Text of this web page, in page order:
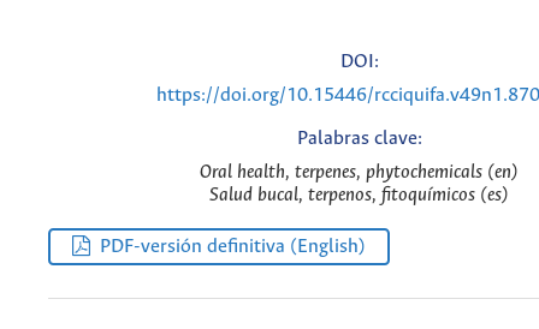
DOI:
https://doi.org/10.15446/
Palabras clave:
Oral health, terpenes, phytochemicals (en)
Salud bucal, terpenos, fitoquímicos (es)
PDF-versión definitiva (English)